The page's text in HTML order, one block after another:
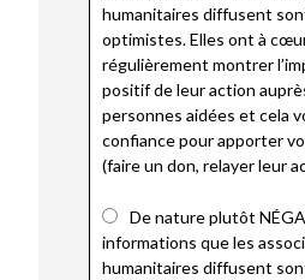
humanitaires diffusent
optimistes. Elles ont à
régulièrement montrer
positif de leur action
personnes aidées et cela
confiance pour apporter
(faire un don, relayer leur
De nature plutôt
informations que les
humanitaires diffusent